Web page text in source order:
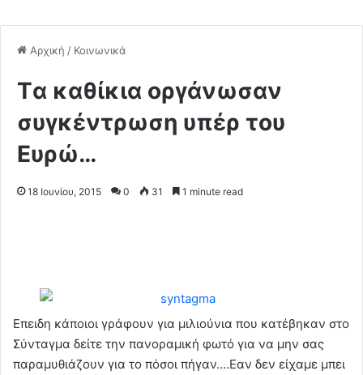
Αρχική / Κοινωνικά
Tα καθίκια οργάνωσαν
συγκέντρωση υπέρ του
Ευρώ…
18 Ιουνίου, 2015 0 31 1 minute read
Επειδη κάποιοι γράφουν για μιλιούνια που κατέβηκαν στο
Σύνταγμα δείτε την πανοραμική φωτό για να μην σας
παραμυθιάζουν για το πόσοι πήγαν….Εαν δεν είχαμε μπει